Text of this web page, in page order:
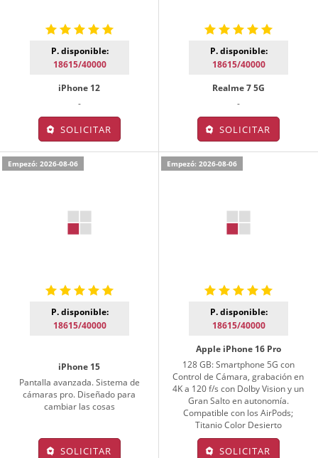
P. disponible:
18615/40000
iPhone 12
-
SOLICITAR
P. disponible:
18615/40000
Realme 7 5G
-
SOLICITAR
Empezó: 2026-08-06
P. disponible:
18615/40000
iPhone 15
Pantalla avanzada. Sistema de
cámaras pro. Diseñado para
cambiar las cosas
SOLICITAR
Empezó: 2026-08-06
P. disponible:
18615/40000
Apple iPhone 16 Pro
128 GB: Smartphone 5G con
Control de Cámara, grabación en
4K a 120 f/s con Dolby Vision y un
Gran Salto en autonomía.
Compatible con los AirPods;
Titanio Color Desierto
SOLICITAR